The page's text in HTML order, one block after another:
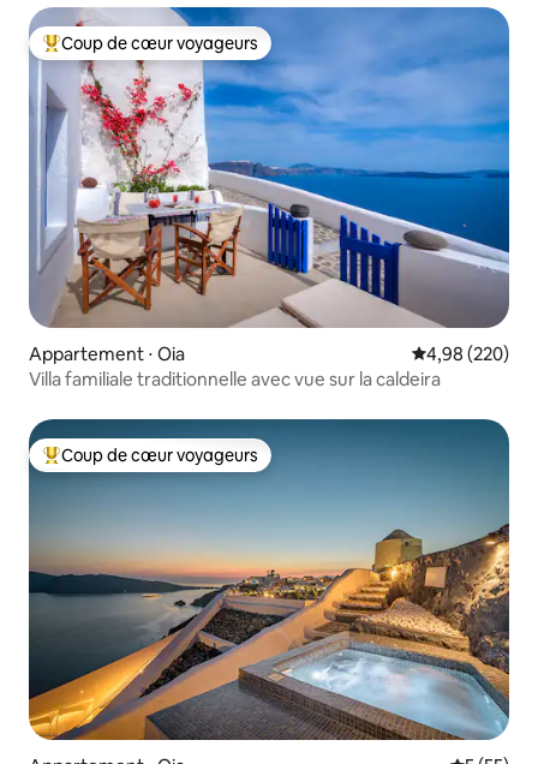
Coups de cœur voyageurs les plus appréciés
Coup de cœur voyageurs
Appartement ⋅ Oia Évaluation
4,98 (220)
Villa familiale traditionnelle avec vue sur la caldeira
Coups de cœur voyageurs les plus appréciés
Coup de cœur voyageurs